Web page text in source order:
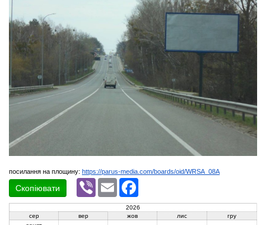
посилання на площину: https://parus-media.com/boards/oid/WRSA_08A
Скопіювати
Viber Email
2026
сер
вер жов лис
гру